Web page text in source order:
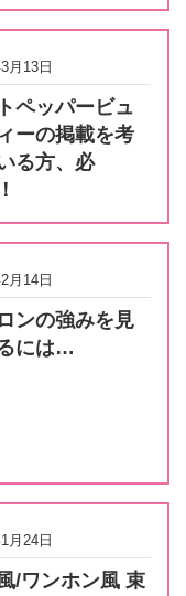
月13日
ペッパービュ
ーの掲載を考
る方、必
月14日
ンの強みを見
には…
月24日
/ワンホン風 束